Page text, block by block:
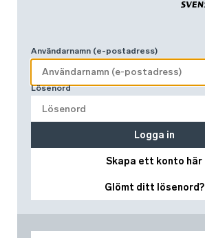
Användarnamn (e-postadress)
Lösenord
Skapa ett konto här
Glömt ditt lösenord?
Logga in